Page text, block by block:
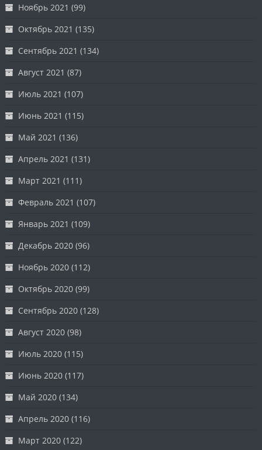
Ноябрь 2021 (99)
Октябрь 2021 (135)
Сентябрь 2021 (134)
Август 2021 (87)
Июль 2021 (107)
Июнь 2021 (115)
Май 2021 (136)
Апрель 2021 (131)
Март 2021 (111)
Февраль 2021 (107)
Январь 2021 (109)
Декабрь 2020 (96)
Ноябрь 2020 (112)
Октябрь 2020 (99)
Сентябрь 2020 (128)
Август 2020 (98)
Июль 2020 (115)
Июнь 2020 (117)
Май 2020 (134)
Апрель 2020 (116)
Март 2020 (122)